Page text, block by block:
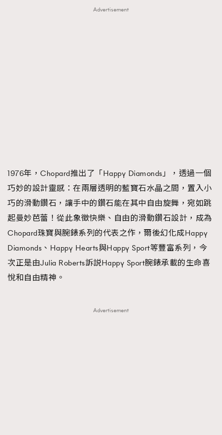
TRENDING
AFrenchMind
DressLikeAParisienne
EmpowerF
FashionWeek FigaroAesthetic
Advertisement
1976年，Chopard推出了「Happy Diamonds」，透過一個
巧妙的設計靈感：在兩層透明的藍寶石水晶之間，置入小
巧的滑動鑽石，讓手中的鑽石能在其中自由旋舞，宛如跳
起曼妙芭蕾！從此象徵快樂、自由的滑動鑽石設計，成為
Chopard珠寶與腕錶系列的代表之作，爾後幻化成Happy
Diamonds、Happy Hearts與Happy Sport等豐富系列，今
次正是由Julia Roberts訴説Happy Sport腕錶承載的生命喜
悅和自由精神。
Advertisement